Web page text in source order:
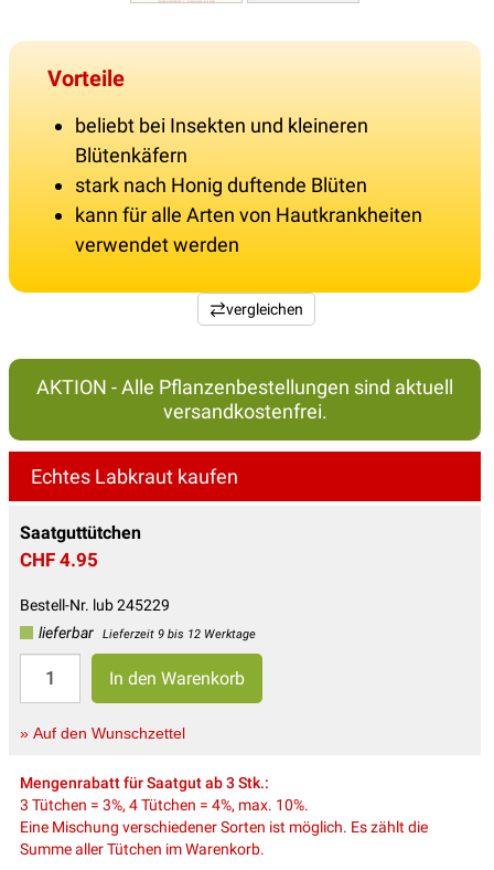
Vorteile
beliebt bei Insekten und kleineren
Blütenkäfern
stark nach Honig duftende Blüten
kann für alle Arten von Hautkrankheiten
verwendet werden
vergleichen
AKTION - Alle Pflanzenbestellungen sind aktuell
versandkostenfrei.
Echtes Labkraut kaufen
Saatguttütchen
CHF 4.95
Bestell-Nr. lub 245229
lieferbar
Lieferzeit 9 bis 12 Werktage
» Auf den Wunschzettel
Mengenrabatt für Saatgut ab 3 Stk.:
3 Tütchen = 3%, 4 Tütchen = 4%, max. 10%.
Eine Mischung verschiedener Sorten ist möglich. Es zählt die
Summe aller Tütchen im Warenkorb.